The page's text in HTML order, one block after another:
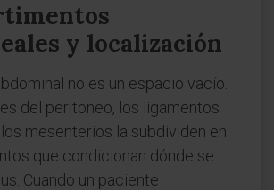
y localización
no es un espacio vacío.
del peritoneo, los ligamentos
mesenterios la subdividen en
que condicionan dónde se
Cuando un paciente